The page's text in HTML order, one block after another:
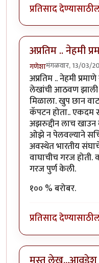
प्रतिसाद देण्यासाठी
अप्रतिम .. नेहमी
गणेशामंगळवार, 13/03/
अप्रतिम .. नेहमी
लेखांची आठवण
मिळाला. खुप छान
कॅपटन होता.. एकदम
अझरुद्दीन लाच
ओझे न पेलवल्याने
अवस्थेत भारतीय
वाघाचीच गरज होती.
गरज पुर्ण केली.
१०० % बरोबर.
प्रतिसाद देण्यासाठी